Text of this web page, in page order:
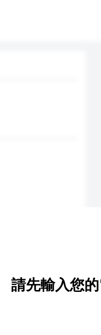
新增/刪除選項
請先輸入您的